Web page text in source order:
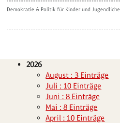
Demokratie & Politik für Kinder und Jugendliche
2026
August : 3 Einträge
Juli : 10 Einträge
Juni : 8 Einträge
Mai : 8 Einträge
April : 10 Einträge